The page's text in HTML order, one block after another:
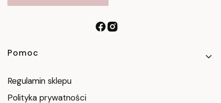
Linki w stopce
Pomoc
Regulamin sklepu
Polityka prywatności